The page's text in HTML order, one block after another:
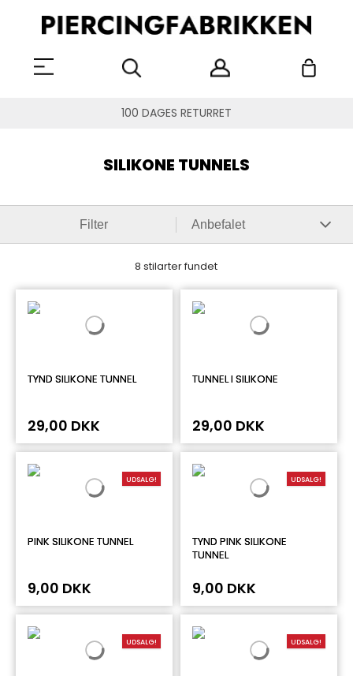
100 DAGES RETURRET
SILIKONE TUNNELS
Filter
8 stilarter fundet
TYND SILIKONE TUNNEL
29,00 DKK
TUNNEL I SILIKONE
29,00 DKK
UDSALG!
PINK SILIKONE TUNNEL
9,00 DKK
UDSALG!
TYND PINK SILIKONE
TUNNEL
9,00 DKK
UDSALG! UDSALG!